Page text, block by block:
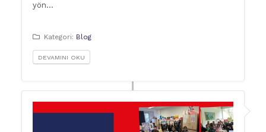
yön…
Kategori: Blog
DEVAMINI OKU